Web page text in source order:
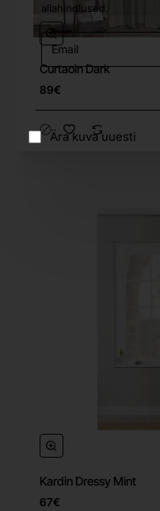
allahindlused.
Email
Ära kuva uuesti
Curtaoin Dark
89€
Kardin Dressy Mint
67€